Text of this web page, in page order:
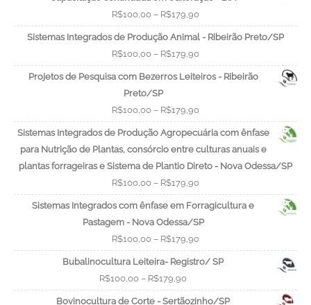
R$100,00 – R$179,90
Sistemas Integrados de Produção Animal - Ribeirão Preto/SP
R$100,00 – R$179,90
Projetos de Pesquisa com Bezerros Leiteiros - Ribeirão
Preto/SP
R$100,00 – R$179,90
Sistemas Integrados de Produção Agropecuária com ênfase
para Nutrição de Plantas, consórcio entre culturas anuais e
plantas forrageiras e Sistema de Plantio Direto - Nova Odessa/SP
R$100,00 – R$179,90
Sistemas Integrados com ênfase em Forragicultura e
Pastagem - Nova Odessa/SP
R$100,00 – R$179,90
Bubalinocultura Leiteira- Registro/ SP
R$100,00 – R$179,90
Bovinocultura de Corte - Sertãozinho/SP